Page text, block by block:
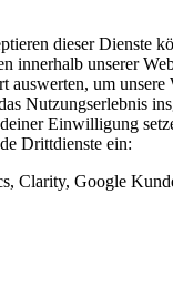
dieser Dienste
innerhalb unserer
auswerten, um unsere
Nutzungserlebnis
Einwilligung
Drittdienste ein:
Clarity, Google